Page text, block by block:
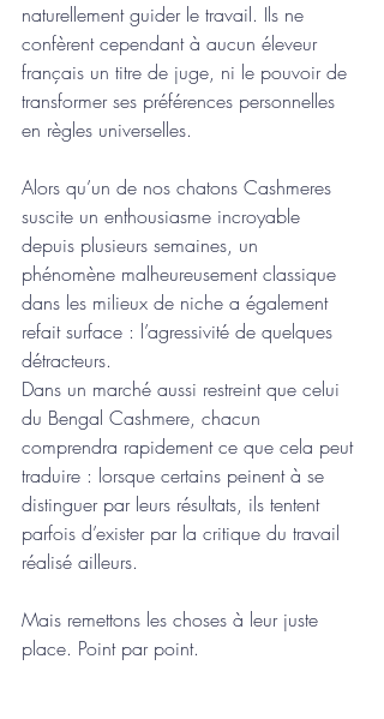
naturellement guider le travail. Ils ne
confèrent cependant à aucun éleveur
français un titre de juge, ni le pouvoir de
transformer ses préférences personnelles
en règles universelles.
Alors qu’un de nos chatons Cashmeres
suscite un enthousiasme incroyable
depuis plusieurs semaines, un
phénomène malheureusement classique
dans les milieux de niche a également
refait surface : l’agressivité de quelques
détracteurs.
Dans un marché aussi restreint que celui
du Bengal Cashmere, chacun
comprendra rapidement ce que cela peut
traduire : lorsque certains peinent à se
distinguer par leurs résultats, ils tentent
parfois d’exister par la critique du travail
réalisé ailleurs.
Mais remettons les choses à leur juste
place. Point par point.